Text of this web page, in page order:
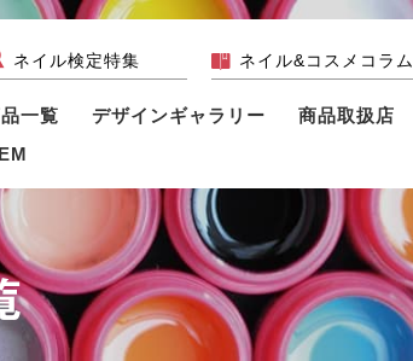
ネイル検定特集 ネイル&コスメコラム
一覧 デザインギャラリー 商品取扱店